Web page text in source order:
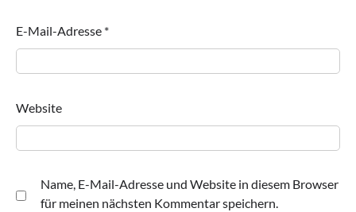
E-Mail-Adresse *
Website
Name, E-Mail-Adresse und Website in diesem Browser
für meinen nächsten Kommentar speichern.